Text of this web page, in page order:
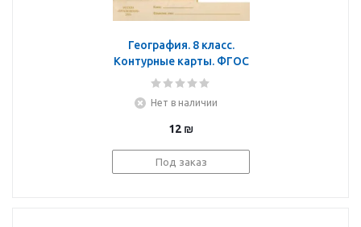
География. 8 класс.
Контурные карты. ФГОС
Нет в наличии
12 ₪
Под заказ